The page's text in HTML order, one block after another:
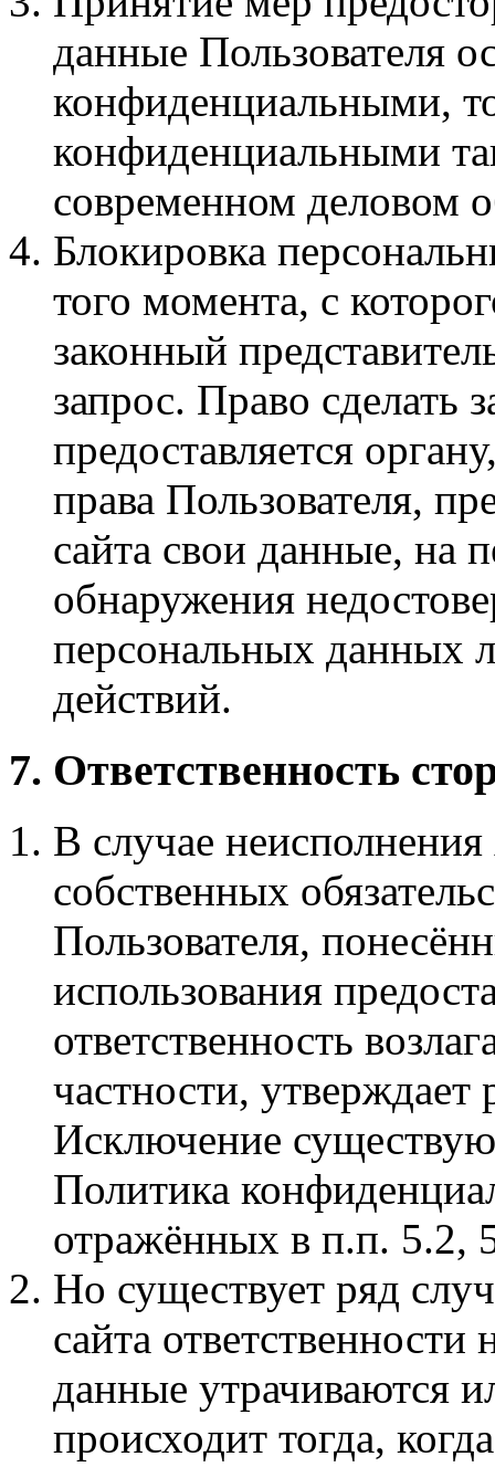
данные Пользователя
конфиденциальными,
конфиденциальными
современном деловом
Блокировка
того момента, с
законный
запрос. Право сделать
предоставляется
права Пользователя,
сайта свои данные, на
обнаружения
персональных данных
действий.
7. Ответственность
В случае
собственных
Пользователя,
использования
ответственность
частности, утверждает
Исключение
Политика
отражённых в п.п. 5.2,
Но существует ряд
сайта ответственности
данные утрачиваются
происходит тогда,